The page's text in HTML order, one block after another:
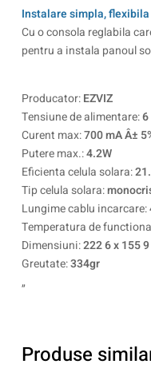
Instalare simpla, flexibila
Cu o consola reglabila
pentru a instala panoul
Producator:EZVIZ
Tensiune de alimentare:6
Curent max:700 mA Â±
Putere max.:4.2W
Eficienta celula solara:
Tip celula solara:
Lungime cablu incarcare:
Temperatura de
Dimensiuni:222 6 x 155
Greutate:334gr
„
Produse